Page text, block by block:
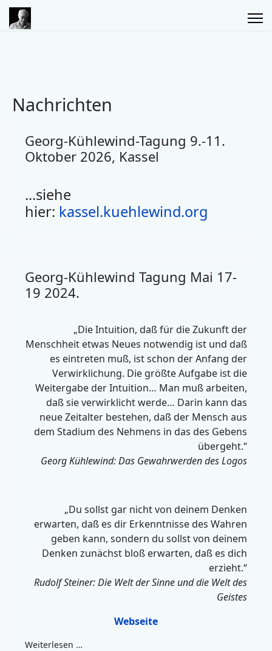
Nachrichten
Georg-Kühlewind-Tagung 9.-11.
Oktober 2026, Kassel
...siehe
hier: kassel.kuehlewind.org
Georg-Kühlewind Tagung Mai 17-
19 2024.
„Die Intuition, daß für die Zukunft der
Menschheit etwas Neues notwendig ist und daß
es eintreten muß, ist schon der Anfang der
Verwirklichung. Die größte Aufgabe ist die
Weitergabe der Intuition… Man muß arbeiten,
daß sie verwirklicht werde… Darin kann das
neue Zeitalter bestehen, daß der Mensch aus
dem Stadium des Nehmens in das des Gebens
übergeht.“
Georg Kühlewind: Das Gewahrwerden des Logos
„Du sollst gar nicht von deinem Denken
erwarten, daß es dir Erkenntnisse des Wahren
geben kann, sondern du sollst von deinem
Denken zunächst bloß erwarten, daß es dich
erzieht.“
Rudolf Steiner: Die Welt der Sinne und die Welt des
Geistes
Webseite
Weiterlesen …